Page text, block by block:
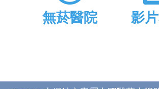
無菸醫院 影